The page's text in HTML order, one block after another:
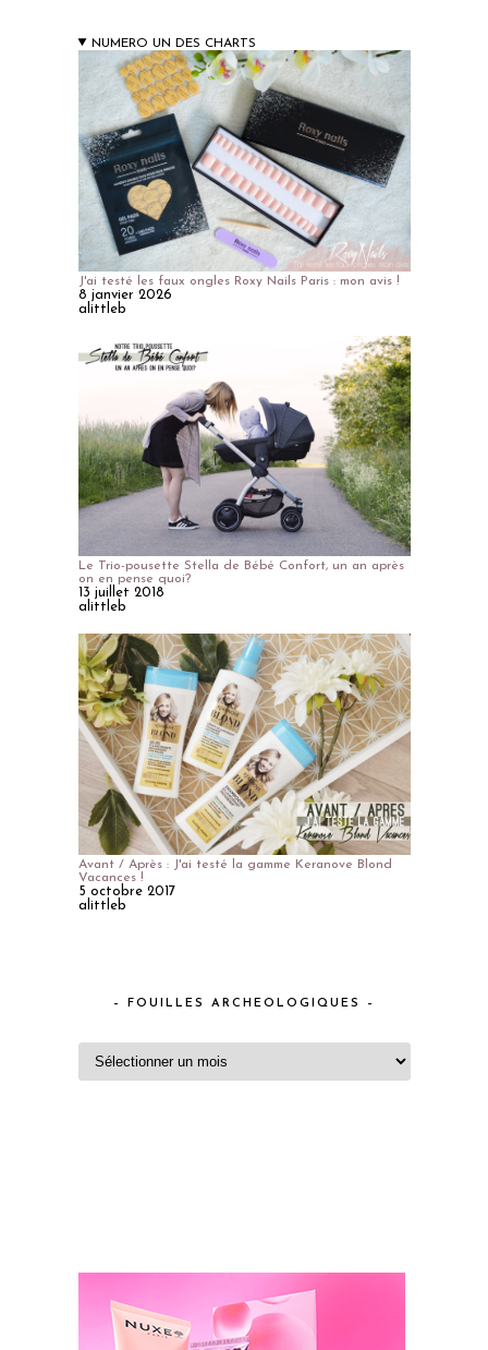
NUMERO UN DES CHARTS
J'ai testé les faux ongles Roxy Nails Paris : mon avis !
8 janvier 2026
alittleb
Le Trio-pousette Stella de Bébé Confort, un an après
on en pense quoi?
13 juillet 2018
alittleb
Avant / Après : J'ai testé la gamme Keranove Blond
Vacances !
5 octobre 2017
alittleb
– FOUILLES ARCHEOLOGIQUES –